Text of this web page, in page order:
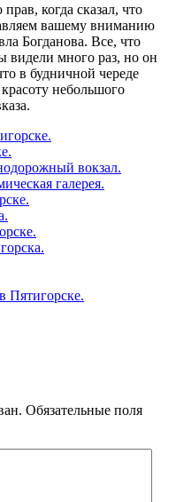
когда сказал, что
вашему вниманию
Богданова. Все, что
видели много раз, но он
в будничной череде
небольшого
Обязательные поля